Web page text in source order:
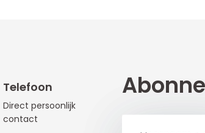
Telefoon
Direct persoonlijk
contact